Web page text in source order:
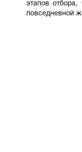
этапов отбора,
повседневной